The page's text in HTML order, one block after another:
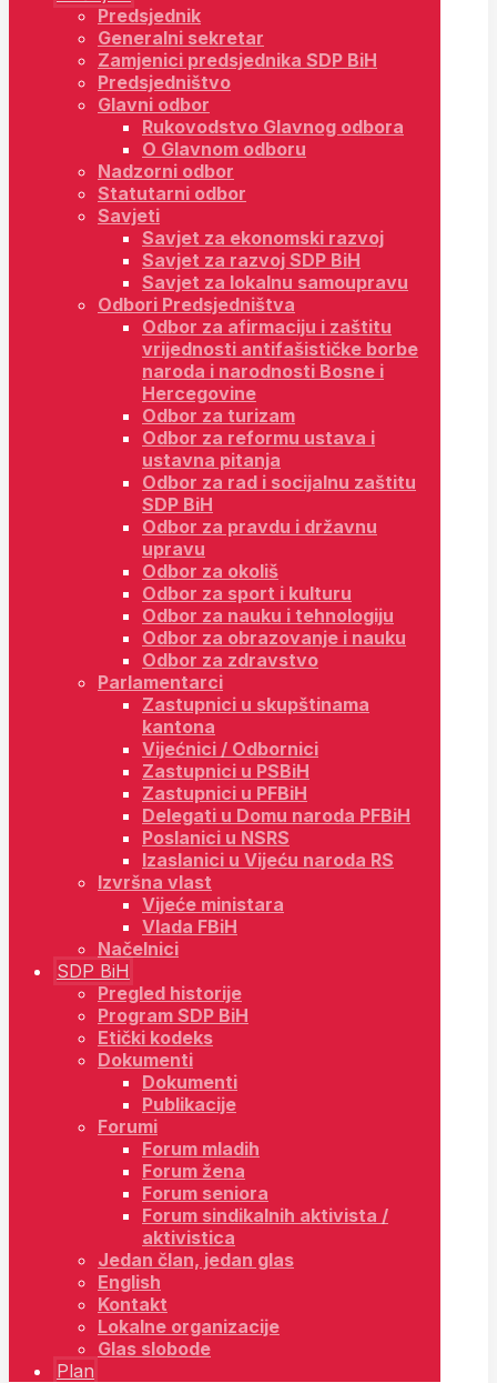
Predsjednik
Generalni sekretar
Zamjenici predsjednika SDP BiH
Predsjedništvo
Glavni odbor
Rukovodstvo Glavnog odbora
O Glavnom odboru
Nadzorni odbor
Statutarni odbor
Savjeti
Savjet za ekonomski razvoj
Savjet za razvoj SDP BiH
Savjet za lokalnu samoupravu
Odbori Predsjedništva
Odbor za afirmaciju i zaštitu
vrijednosti antifašističke borbe
naroda i narodnosti Bosne i
Hercegovine
Odbor za turizam
Odbor za reformu ustava i
ustavna pitanja
Odbor za rad i socijalnu zaštitu
SDP BiH
Odbor za pravdu i državnu
upravu
Odbor za okoliš
Odbor za sport i kulturu
Odbor za nauku i tehnologiju
Odbor za obrazovanje i nauku
Odbor za zdravstvo
Parlamentarci
Zastupnici u skupštinama
kantona
Vijećnici / Odbornici
Zastupnici u PSBiH
Zastupnici u PFBiH
Delegati u Domu naroda PFBiH
Poslanici u NSRS
Izaslanici u Vijeću naroda RS
Izvršna vlast
Vijeće ministara
Vlada FBiH
Načelnici
SDP BiH
Pregled historije
Program SDP BiH
Etički kodeks
Dokumenti
Dokumenti
Publikacije
Forumi
Forum mladih
Forum žena
Forum seniora
Forum sindikalnih aktivista /
aktivistica
Jedan član, jedan glas
English
Kontakt
Lokalne organizacije
Glas slobode
Plan